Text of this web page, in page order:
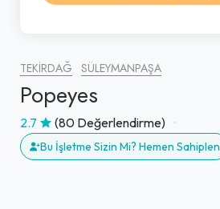
TEKIRDAĞ SÜLEYMANPAŞA
Popeyes
2.7 (80 Değerlendirme)
Bu İşletme Sizin Mi? Hemen Sahiplen